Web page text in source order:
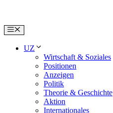
Menu
UZ
Wirtschaft & Soziales
Positionen
Anzeigen
Politik
Theorie & Geschichte
Aktion
Internationales